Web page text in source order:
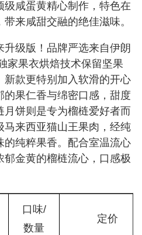
咸蛋黄精心制作，特色在
来咸甜交融的绝佳滋味。
级版！品牌严选来自伊朗
家果衣烘焙技术保留坚果
新款更特别加入软滑的开心
果仁香与绵密口感，甜度
饼则是专为榴梿爱好者而
马来西亚猫山王果肉，经纯
的纯粹果香。配合室温流心
金黄的榴梿流心，口感极
口味/
数量
定价